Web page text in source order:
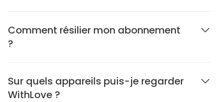
Comment résilier mon abonnement
?
Sur quels appareils puis-je regarder
WithLove ?